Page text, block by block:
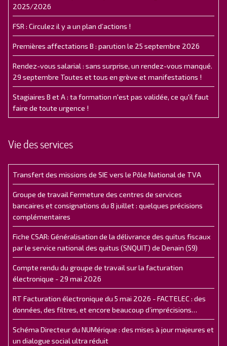
2025/2026
FSR : Circulez il y a un plan d’actions !
Premières affectations B : parution le 25 septembre 2026
Rendez-vous salarial : sans surprise, un rendez-vous manqué.
29 septembre Toutes et tous en grève et manifestations !
Stagiaires B et A : ta formation n'est pas validée, ce qu'il faut
faire de toute urgence !
Vie des services
Transfert des missions de SIE vers le Pôle National de TVA
Groupe de travail Fermeture des centres de services
bancaires et consignations du 8 juillet : quelques précisions
complémentaires
Fiche CSAR: Généralisation de la délivrance des quitus fiscaux
par le service national des quitus (SNQUIT) de Denain (59)
Compte rendu du groupe de travail sur la facturation
électronique - 29 mai 2026
RT Facturation électronique du 5 mai 2026 - FACTELEC : des
données, des filtres, et encore beaucoup d’imprécisions…
Schéma Directeur du NUMérique : des mises à jour majeures et
un dialogue social ultra réduit